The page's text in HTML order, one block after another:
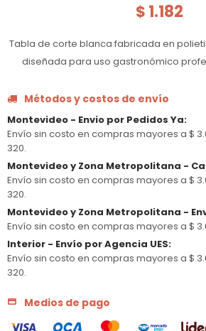
$ 1.182
Tabla de corte blanca fabricada en
diseñada para uso gastronómico
Métodos y costos de envío
Montevideo - Envio por Pedidos Ya:
Envío sin costo en compras mayores a $
320.
Montevideo y Zona Metropolitana -
Envío sin costo en compras mayores a $
320.
Montevideo y Zona Metropolitana -
Envío sin costo en compras mayores a $
Interior - Envío por Agencia UES:
Envío sin costo en compras mayores a $
320.
Medios de pago